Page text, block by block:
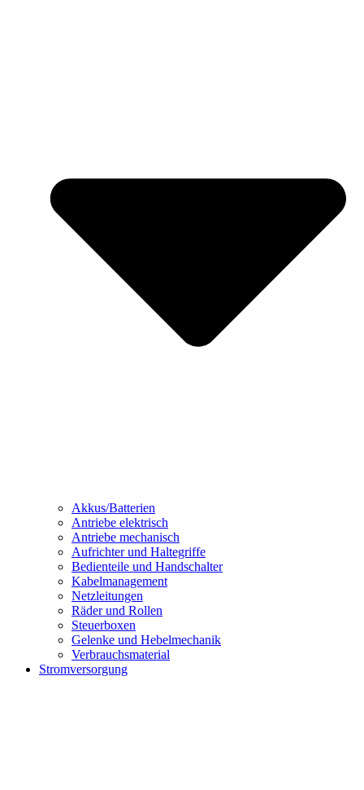
Akkus/Batterien
Antriebe elektrisch
Antriebe mechanisch
Aufrichter und Haltegriffe
Bedienteile und Handschalter
Kabelmanagement
Netzleitungen
Räder und Rollen
Steuerboxen
Gelenke und Hebelmechanik
Verbrauchsmaterial
Stromversorgung